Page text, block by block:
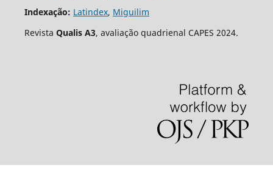
Indexação: Latindex, Miguilim
Revista Qualis A3, avaliação quadrienal CAPES 2024.